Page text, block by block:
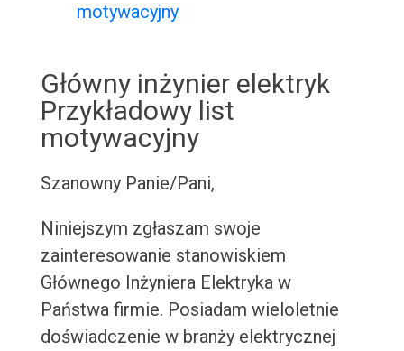
motywacyjny
Główny inżynier elektryk
Przykładowy list
motywacyjny
Szanowny Panie/Pani,
Niniejszym zgłaszam swoje
zainteresowanie stanowiskiem
Głównego Inżyniera Elektryka w
Państwa firmie. Posiadam wieloletnie
doświadczenie w branży elektrycznej